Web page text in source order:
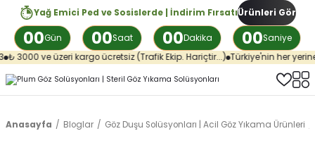
Yağ Emici Ped ve Sosislerde | İndirim Fırsatı
00Gün 00Saat 00Dakika 00Saniye
Ürünleri Gör
ve üzeri kargo ücretsiz (Trafik Ekip. Hariçtir...) Türkiye'nin her yerine
Anasayfa Bloglar Göz Duşu Solüsyonları | Acil Göz Yıkama Ürünleri